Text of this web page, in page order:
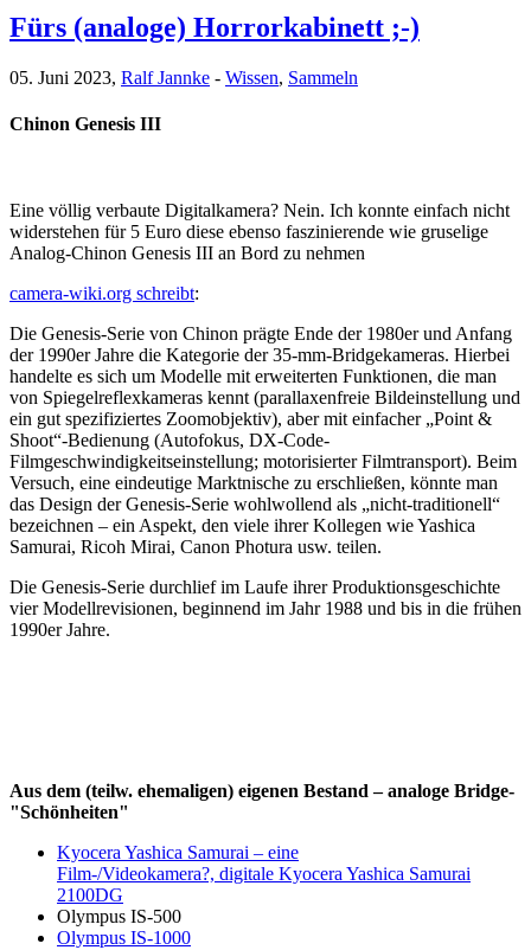
Fürs (analoge) Horrorkabinett ;-)
05. Juni 2023, Ralf Jannke - Wissen, Sammeln
Chinon Genesis III
Eine völlig verbaute Digitalkamera? Nein. Ich konnte einfach nicht
widerstehen für 5 Euro diese ebenso faszinierende wie gruselige
Analog-Chinon Genesis III an Bord zu nehmen
camera-wiki.org schreibt:
Die Genesis-Serie von Chinon prägte Ende der 1980er und Anfang
der 1990er Jahre die Kategorie der 35-mm-Bridgekameras. Hierbei
handelte es sich um Modelle mit erweiterten Funktionen, die man
von Spiegelreflexkameras kennt (parallaxenfreie Bildeinstellung und
ein gut spezifiziertes Zoomobjektiv), aber mit einfacher „Point &
Shoot“-Bedienung (Autofokus, DX-Code-
Filmgeschwindigkeitseinstellung; motorisierter Filmtransport). Beim
Versuch, eine eindeutige Marktnische zu erschließen, könnte man
das Design der Genesis-Serie wohlwollend als „nicht-traditionell“
bezeichnen – ein Aspekt, den viele ihrer Kollegen wie Yashica
Samurai, Ricoh Mirai, Canon Photura usw. teilen.
Die Genesis-Serie durchlief im Laufe ihrer Produktionsgeschichte
vier Modellrevisionen, beginnend im Jahr 1988 und bis in die frühen
1990er Jahre.
Aus dem (teilw. ehemaligen) eigenen Bestand – analoge Bridge-
"Schönheiten"
Kyocera Yashica Samurai – eine
Film-/Videokamera?, digitale Kyocera Yashica Samurai
2100DG
Olympus IS-500
Olympus IS-1000